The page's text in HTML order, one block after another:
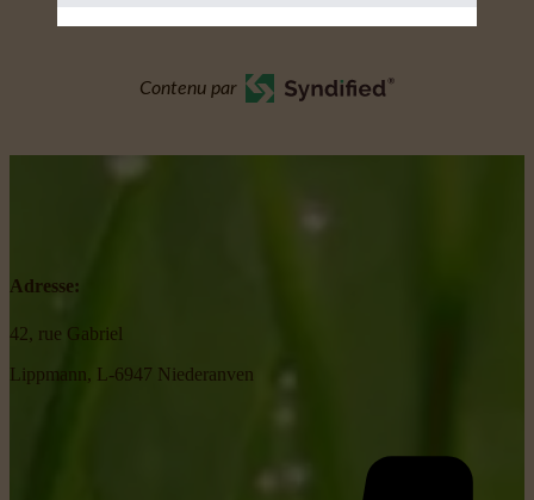
Contenu par
Adresse:
42, rue Gabriel
Lippmann, L-6947 Niederanven